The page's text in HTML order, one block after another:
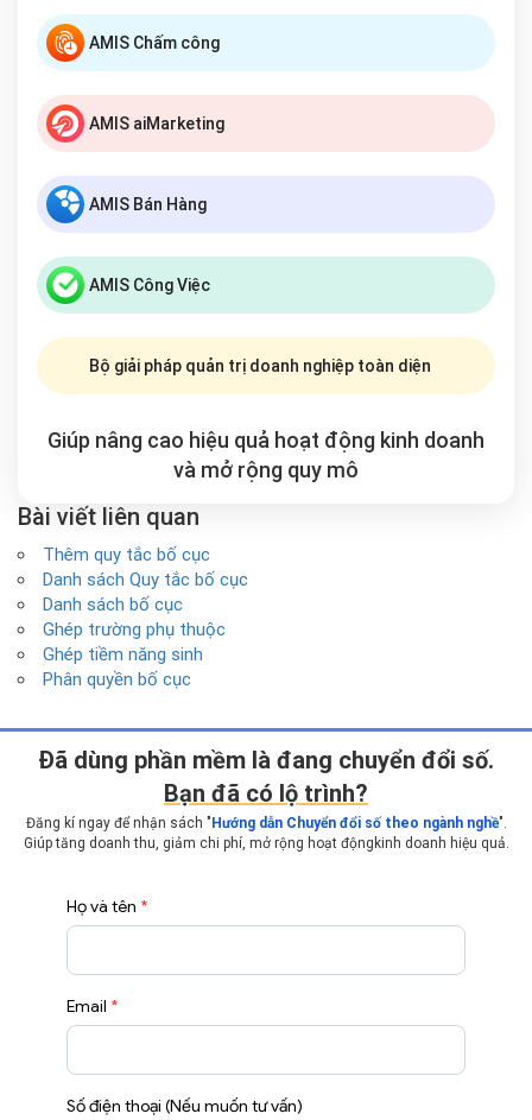
AMIS Chấm công
AMIS aiMarketing
AMIS Bán Hàng
AMIS Công Việc
Bộ giải pháp quản trị doanh nghiệp toàn diện
Giúp nâng cao hiệu quả hoạt động kinh doanh
và mở rộng quy mô
Bài viết liên quan
Thêm quy tắc bố cục
Danh sách Quy tắc bố cục
Danh sách bố cục
Ghép trường phụ thuộc
Ghép tiềm năng sinh
Phân quyền bố cục
Ðã dùng phần mềm là đang chuyển đổi số.
Bạn đã có lộ trình?
Đăng kí ngay để nhận sách " Hướng dẫn Chuyển đổi số theo ngành nghề".
Giúp tăng doanh thu, giảm chi phí, mở rộng hoạt động kinh doanh hiệu quả.
Họ và tên *
Email *
Số điện thoại (Nếu muốn tư vấn)